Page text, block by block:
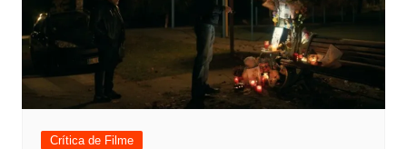
Crítica de Filme